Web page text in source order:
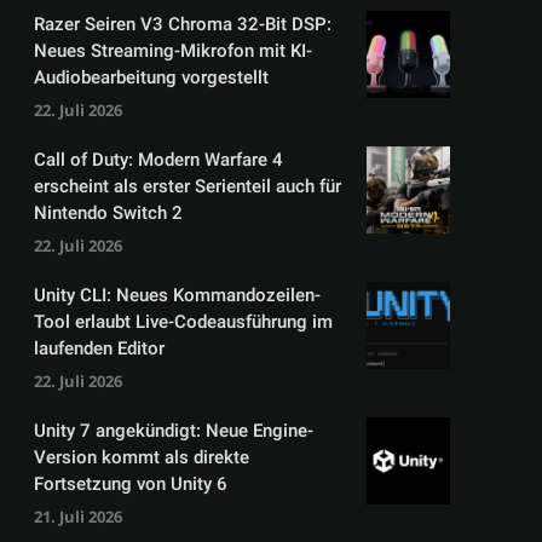
Razer Seiren V3 Chroma 32-Bit DSP:
Neues Streaming-Mikrofon mit KI-
Audiobearbeitung vorgestellt
22. Juli 2026
Call of Duty: Modern Warfare 4
erscheint als erster Serienteil auch für
Nintendo Switch 2
22. Juli 2026
Unity CLI: Neues Kommandozeilen-
Tool erlaubt Live-Codeausführung im
laufenden Editor
22. Juli 2026
Unity 7 angekündigt: Neue Engine-
Version kommt als direkte
Fortsetzung von Unity 6
21. Juli 2026